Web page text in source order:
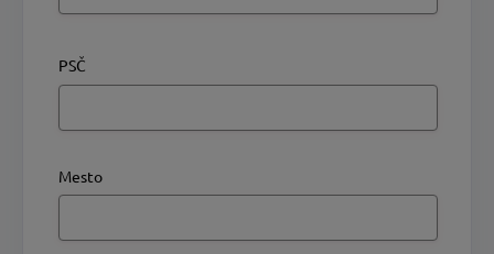
PSČ
Mesto